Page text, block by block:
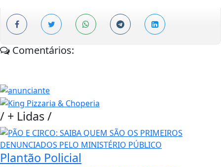
Comentários:
/ + Lidas/
Plantão Policial